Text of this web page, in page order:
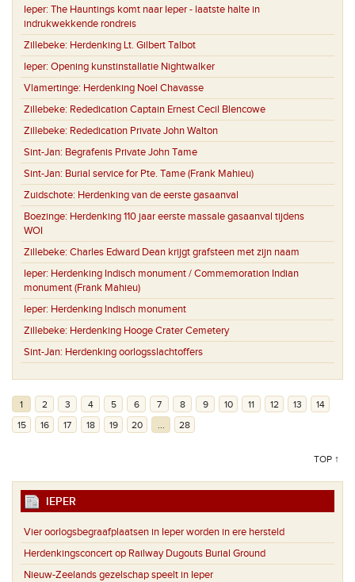
Ieper: The Hauntings komt naar Ieper - laatste halte in
indrukwekkende rondreis
Zillebeke: Herdenking Lt. Gilbert Talbot
Ieper: Opening kunstinstallatie Nightwalker
Vlamertinge: Herdenking Noel Chavasse
Zillebeke: Rededication Captain Ernest Cecil Blencowe
Zillebeke: Rededication Private John Walton
Sint-Jan: Begrafenis Private John Tame
Sint-Jan: Burial service for Pte. Tame (Frank Mahieu)
Zuidschote: Herdenking van de eerste gasaanval
Boezinge: Herdenking 110 jaar eerste massale gasaanval tijdens
WOI
Zillebeke: Charles Edward Dean krijgt grafsteen met zijn naam
Ieper: Herdenking Indisch monument / Commemoration Indian
monument (Frank Mahieu)
Ieper: Herdenking Indisch monument
Zillebeke: Herdenking Hooge Crater Cemetery
Sint-Jan: Herdenking oorlogsslachtoffers
1 2 3 4 5 6 7 8 9 10 11 12 13
14
15
16 17 18 19 20 ... 28
TOP ↑
IEPER
Vier oorlogsbegraafplaatsen in Ieper worden in ere hersteld
Herdenkingsconcert op Railway Dugouts Burial Ground
Nieuw-Zeelands gezelschap speelt in Ieper